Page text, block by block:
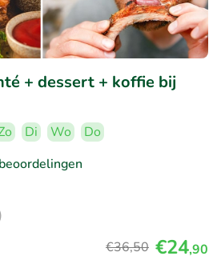
+ dessert + koffie bij
Di Wo
Do
€36,50 €24,90